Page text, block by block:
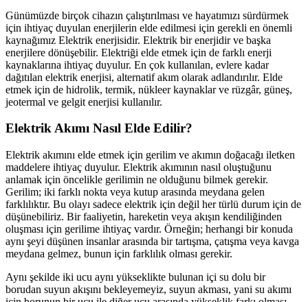
Günümüzde birçok cihazın çalıştırılması ve hayatımızı sürdürmek
için ihtiyaç duyulan enerjilerin elde edilmesi için gerekli en önemli
kaynağımız Elektrik enerjisidir. Elektrik bir enerjidir ve başka
enerjilere dönüşebilir. Elektriği elde etmek için de farklı enerji
kaynaklarına ihtiyaç duyulur. En çok kullanılan, evlere kadar
dağıtılan elektrik enerjisi, alternatif akım olarak adlandırılır. Elde
etmek için de hidrolik, termik, nükleer kaynaklar ve rüzgâr, güneş,
jeotermal ve gelgit enerjisi kullanılır.
Elektrik Akımı Nasıl Elde Edilir?
Elektrik akımını elde etmek için gerilim ve akımın doğacağı iletken
maddelere ihtiyaç duyulur. Elektrik akımının nasıl oluştuğunu
anlamak için öncelikle gerilimin ne olduğunu bilmek gerekir.
Gerilim; iki farklı nokta veya kutup arasında meydana gelen
farklılıktır. Bu olayı sadece elektrik için değil her türlü durum için de
düşünebiliriz. Bir faaliyetin, hareketin veya akışın kendiliğinden
oluşması için gerilime ihtiyaç vardır. Örneğin; herhangi bir konuda
aynı şeyi düşünen insanlar arasında bir tartışma, çatışma veya kavga
meydana gelmez, bunun için farklılık olması gerekir.
Aynı şekilde iki ucu aynı yükseklikte bulunan içi su dolu bir
borudan suyun akışını bekleyemeyiz, suyun akması, yani su akımı